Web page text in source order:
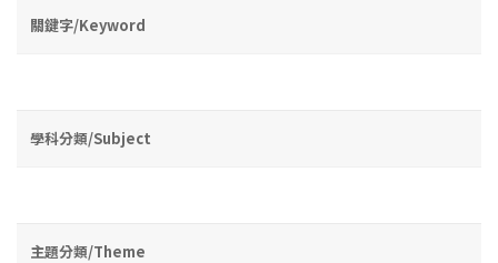
關鍵字/Keyword
學科分類/Subject
主題分類/Theme